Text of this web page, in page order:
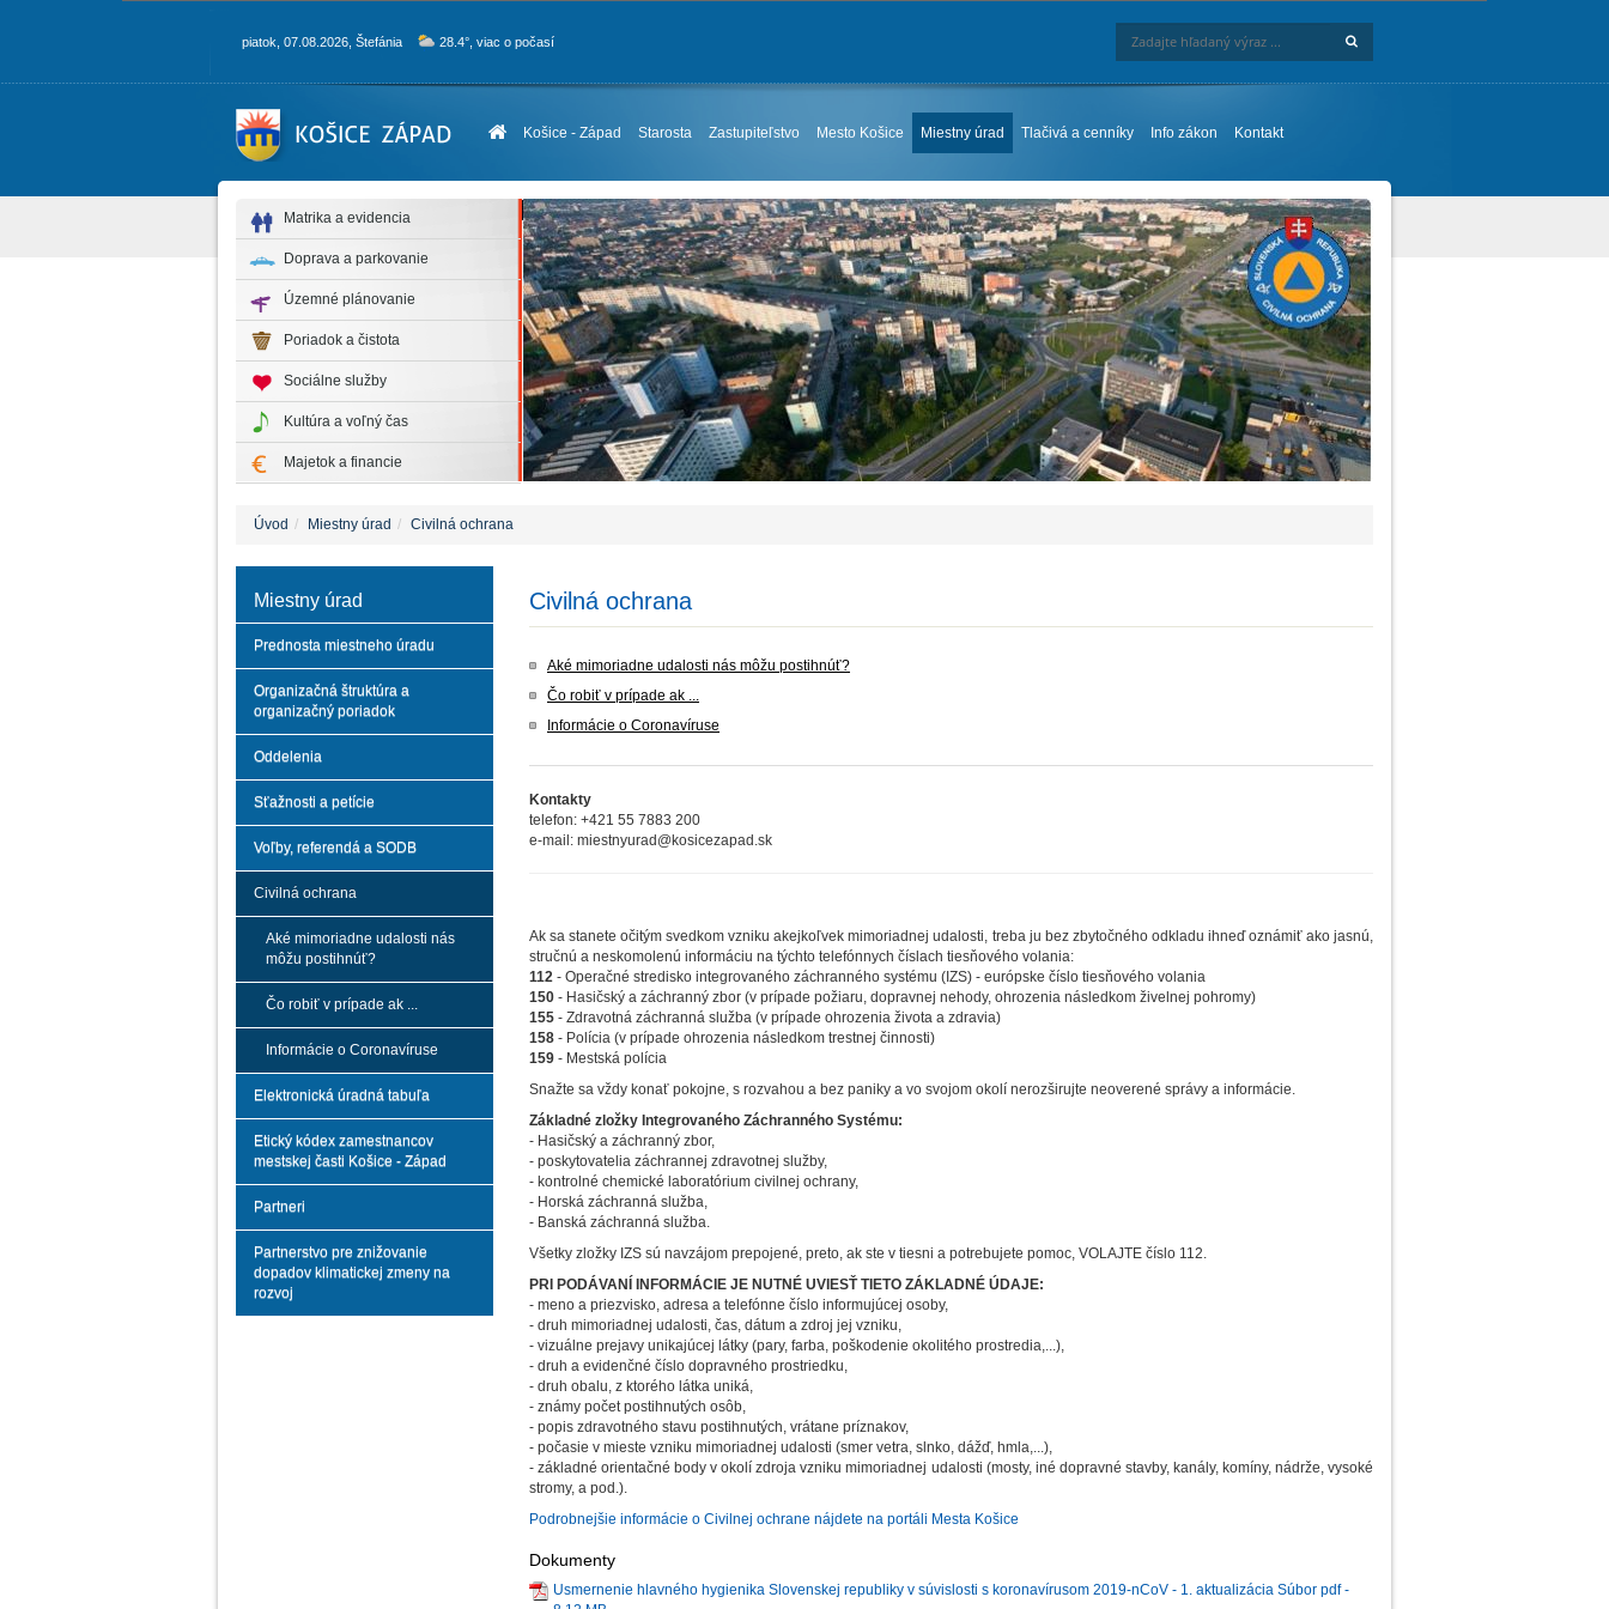
piatok, 07.08.2026, Štefánia 28.4°, viac o počasí
Košice - Západ Starosta Zastupiteľstvo Mesto Košice Miestny úrad Tlačivá a cenníky Info zákon Kontakt
Matrika a evidencia
Doprava a parkovanie
Územné plánovanie
Poriadok a čistota
Sociálne služby
Kultúra a voľný čas
Majetok a financie
Úvod Miestny úrad Civilná ochrana
Miestny úrad
Prednosta miestneho úradu
Organizačná štruktúra a
organizačný poriadok
Oddelenia
Sťažnosti a petície
Voľby, referendá a SODB
Civilná ochrana
Aké mimoriadne udalosti nás
môžu postihnúť?
Čo robiť v prípade ak ...
Informácie o Coronavíruse
Elektronická úradná tabuľa
Etický kódex zamestnancov
mestskej časti Košice - Západ
Partneri
Partnerstvo pre znižovanie
dopadov klimatickej zmeny na
rozvoj
Civilná ochrana
Aké mimoriadne udalosti nás môžu postihnúť?
Čo robiť v prípade ak ...
Informácie o Coronavíruse
Kontakty
telefon: +421 55 7883 200
e-mail: miestnyurad@kosicezapad.sk
Ak sa stanete očitým svedkom vzniku akejkoľvek mimoriadnej udalosti, treba ju bez zbytočného odkladu ihneď oznámiť ako jasnú,
stručnú a neskomolenú informáciu na týchto telefónnych číslach tiesňového volania:
112 - Operačné stredisko integrovaného záchranného systému (IZS) - európske číslo tiesňového volania
150 - Hasičský a záchranný zbor (v prípade požiaru, dopravnej nehody, ohrozenia následkom živelnej pohromy)
155 - Zdravotná záchranná služba (v prípade ohrozenia života a zdravia)
158 - Polícia (v prípade ohrozenia následkom trestnej činnosti)
159 - Mestská polícia
Snažte sa vždy konať pokojne, s rozvahou a bez paniky a vo svojom okolí nerozširujte neoverené správy a informácie.
Základné zložky Integrovaného Záchranného Systému:
- Hasičský a záchranný zbor,
- poskytovatelia záchrannej zdravotnej služby,
- kontrolné chemické laboratórium civilnej ochrany,
- Horská záchranná služba,
- Banská záchranná služba.
Všetky zložky IZS sú navzájom prepojené, preto, ak ste v tiesni a potrebujete pomoc, VOLAJTE číslo 112.
PRI PODÁVANÍ INFORMÁCIE JE NUTNÉ UVIESŤ TIETO ZÁKLADNÉ ÚDAJE:
- meno a priezvisko, adresa a telefónne číslo informujúcej osoby,
- druh mimoriadnej udalosti, čas, dátum a zdroj jej vzniku,
- vizuálne prejavy unikajúcej látky (pary, farba, poškodenie okolitého prostredia,...),
- druh a evidenčné číslo dopravného prostriedku,
- druh obalu, z ktorého látka uniká,
- známy počet postihnutých osôb,
- popis zdravotného stavu postihnutých, vrátane príznakov,
- počasie v mieste vzniku mimoriadnej udalosti (smer vetra, slnko, dážď, hmla,...),
- základné orientačné body v okolí zdroja vzniku mimoriadnej udalosti (mosty, iné dopravné stavby, kanály, komíny, nádrže, vysoké
stromy, a pod.).
Podrobnejšie informácie o Civilnej ochrane nájdete na portáli Mesta Košice
Dokumenty
Usmernenie hlavného hygienika Slovenskej republiky v súvislosti s koronavírusom 2019-nCoV - 1. aktualizácia Súbor pdf -